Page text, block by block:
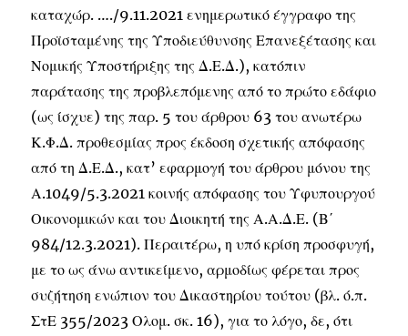
καταχώρ. …./9.11.2021 ενημερωτικό έγγραφο της
Προϊσταμένης της Υποδιεύθυνσης Επανεξέτασης και
Νομικής Υποστήριξης της Δ.Ε.Δ.), κατόπιν
παράτασης της προβλεπόμενης από το πρώτο εδάφιο
(ως ίσχυε) της παρ. 5 του άρθρου 63 του ανωτέρω
Κ.Φ.Δ. προθεσμίας προς έκδοση σχετικής απόφασης
από τη Δ.Ε.Δ., κατ’ εφαρμογή του άρθρου μόνου της
Α.1049/5.3.2021 κοινής απόφασης του Υφυπουργού
Οικονομικών και του Διοικητή της Α.Α.Δ.Ε. (Β΄
984/12.3.2021). Περαιτέρω, η υπό κρίση προσφυγή,
με το ως άνω αντικείμενο, αρμοδίως φέρεται προς
συζήτηση ενώπιον του Δικαστηρίου τούτου (βλ. ό.π.
ΣτΕ 355/2023 Ολομ. σκ. 16), για το λόγο, δε, ότι